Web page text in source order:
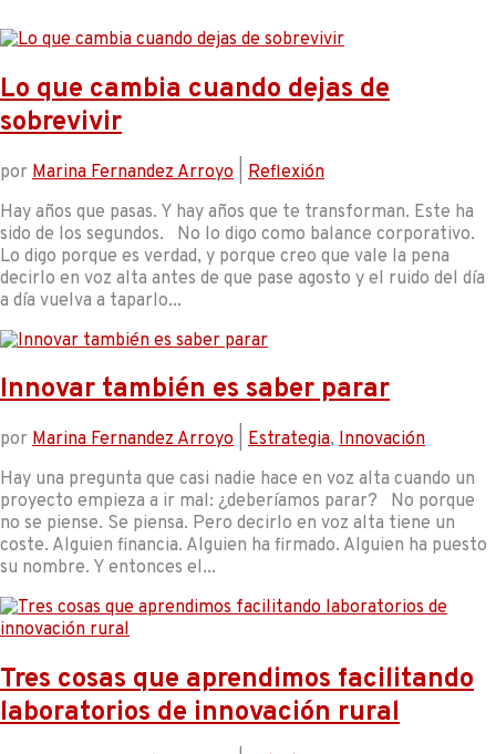
Lo que cambia cuando dejas de
sobrevivir
por Marina Fernandez Arroyo
Reflexión
Hay años que pasas. Y hay años que te transforman. Este ha
sido de los segundos. No lo digo como balance corporativo.
Lo digo porque es verdad, y porque creo que vale la pena
decirlo en voz alta antes de que pase agosto y el ruido del día
a día vuelva a taparlo...
Innovar también es saber parar
por Marina Fernandez Arroyo Estrategia, Innovación
Hay una pregunta que casi nadie hace en voz alta cuando un
proyecto empieza a ir mal: ¿deberíamos parar? No porque
no se piense. Se piensa. Pero decirlo en voz alta tiene un
coste. Alguien financia. Alguien ha firmado. Alguien ha puesto
su nombre. Y entonces el...
Tres cosas que aprendimos facilitando
laboratorios de innovación rural